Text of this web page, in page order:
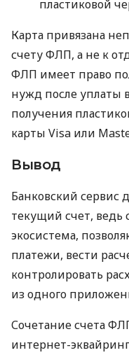
пластиковой
Карта привязана
счету ФЛП, а не к
ФЛП имеет право
нужд после уплаты
получения
карты Visa или
Вывод
Банковский сервис
текущий счет,
экосистема,
платежи, вести
контролировать
из одного
Сочетание счета
интернет-